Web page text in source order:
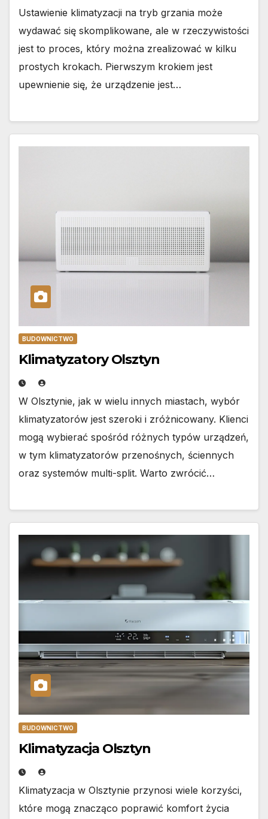
Ustawienie klimatyzacji na tryb grzania może
wydawać się skomplikowane, ale w rzeczywistości
jest to proces, który można zrealizować w kilku
prostych krokach. Pierwszym krokiem jest
upewnienie się, że urządzenie jest…
BUDOWNICTWO
Klimatyzatory Olsztyn
W Olsztynie, jak w wielu innych miastach, wybór
klimatyzatorów jest szeroki i zróżnicowany. Klienci
mogą wybierać spośród różnych typów urządzeń,
w tym klimatyzatorów przenośnych, ściennych
oraz systemów multi-split. Warto zwrócić…
BUDOWNICTWO
Klimatyzacja Olsztyn
Klimatyzacja w Olsztynie przynosi wiele korzyści,
które mogą znacząco poprawić komfort życia